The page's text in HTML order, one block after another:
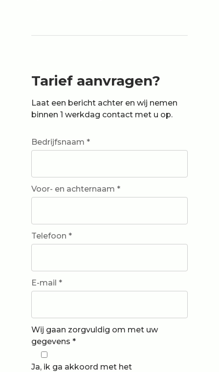
Tarief aanvragen?
Laat een bericht achter en wij nemen
binnen 1 werkdag contact met u op.
Bedrijfsnaam *
Voor- en achternaam *
Telefoon *
E-mail *
Wij gaan zorgvuldig om met uw
gegevens *
Ja, ik ga akkoord met het